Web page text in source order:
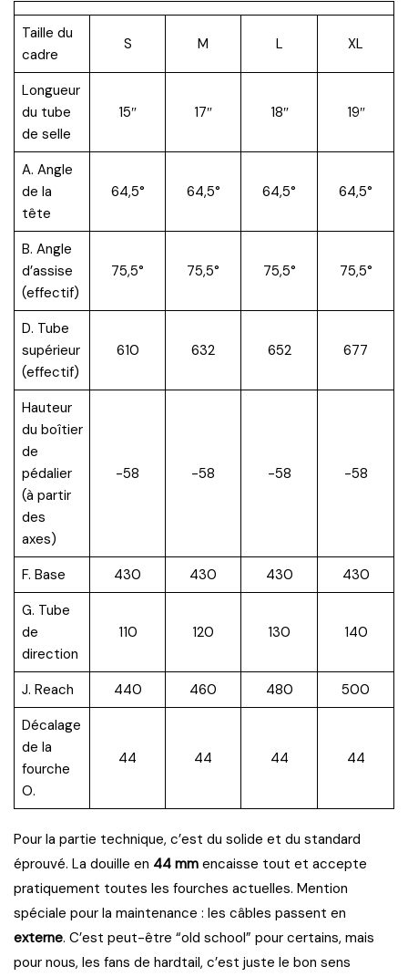
Taille du
cadre
S M L XL
Longueur
du tube
de selle
15″ 17″ 18″ 19″
A. Angle
de la
tête
64,5° 64,5° 64,5° 64,5°
B. Angle
d’assise
(effectif)
75,5° 75,5° 75,5° 75,5°
D. Tube
supérieur
(effectif)
610 632 652 677
Hauteur
du boîtier
de
pédalier
(à partir
des
axes)
-58 -58 -58 -58
F. Base 430 430 430
430
G. Tube
de
direction
110 120 130 140
J. Reach 440 460 480
500
Décalage
de la
fourche
O.
44 44 44 44
Pour la partie technique, c’est du solide et du standard
éprouvé. La douille en 44 mm encaisse tout et accepte
pratiquement toutes les fourches actuelles. Mention
spéciale pour la maintenance : les câbles passent en
externe. C’est peut-être “old school” pour certains, mais
pour nous, les fans de hardtail, c’est juste le bon sens